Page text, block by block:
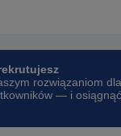
rozwiązaniom dla
— i osiągnąć